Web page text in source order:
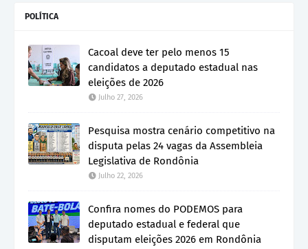
POLÍTICA
Cacoal deve ter pelo menos 15
candidatos a deputado estadual nas
eleições de 2026
Julho 27, 2026
Pesquisa mostra cenário competitivo na
disputa pelas 24 vagas da Assembleia
Legislativa de Rondônia
Julho 22, 2026
Confira nomes do PODEMOS para
deputado estadual e federal que
disputam eleições 2026 em Rondônia